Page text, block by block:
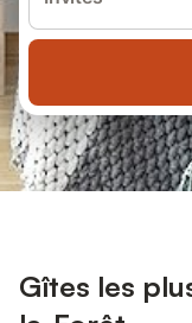
Gîtes les